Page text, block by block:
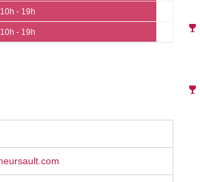
10h - 19h
10h - 19h